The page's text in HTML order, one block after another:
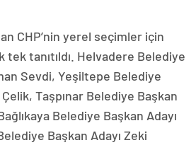
CHP’nin yerel seçimler için
tanıtıldı. Helvadere Belediye
Sevdi, Yeşiltepe Belediye
Taşpınar Belediye Başkan
Belediye Başkan Adayı
Başkan Adayı Zeki